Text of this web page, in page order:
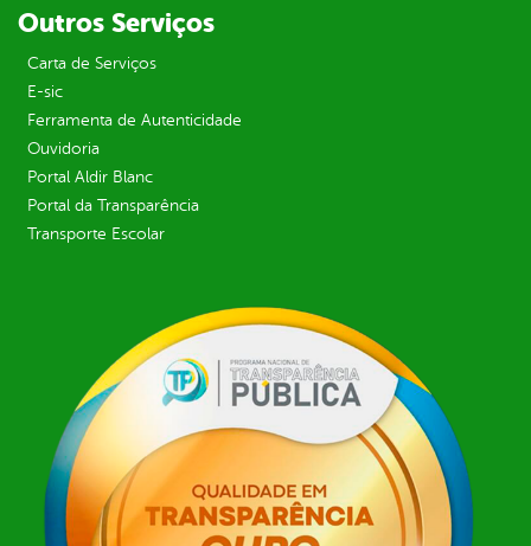
Outros Serviços
Carta de Serviços
E-sic
Ferramenta de Autenticidade
Ouvidoria
Portal Aldir Blanc
Portal da Transparência
Transporte Escolar